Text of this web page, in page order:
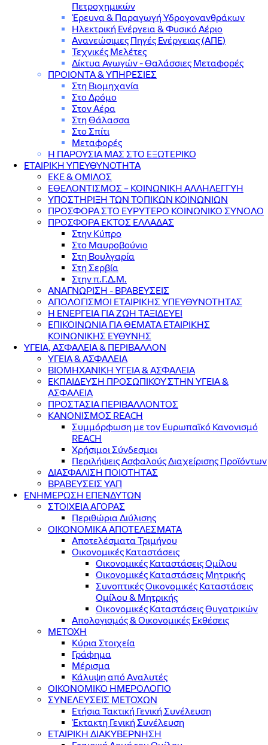
Πετροχημικών
Έρευνα & Παραγωγή Υδρογονανθράκων
Ηλεκτρική Ενέργεια & Φυσικό Αέριο
Ανανεώσιμες Πηγές Ενέργειας (ΑΠΕ)
Τεχνικές Μελέτες
Δίκτυα Αγωγών - Θαλάσσιες Μεταφορές
ΠΡΟΙΟΝΤΑ & YΠΗΡΕΣΙΕΣ
Στη Βιομηχανία
Στο Δρόμο
Στον Αέρα
Στη Θάλασσα
Στο Σπίτι
Μεταφορές
Η ΠΑΡΟΥΣΙΑ ΜΑΣ ΣΤΟ ΕΞΩΤΕΡΙΚΟ
ΕΤΑΙΡΙΚΗ ΥΠΕΥΘΥΝΟΤΗΤΑ
ΕΚΕ & ΟΜΙΛΟΣ
ΕΘΕΛΟΝΤΙΣΜΟΣ – ΚΟΙΝΩΝΙΚΗ ΑΛΛΗΛΕΓΓΥΗ
ΥΠΟΣΤΗΡΙΞΗ ΤΩΝ ΤΟΠΙΚΩΝ ΚΟΙΝΩΝΙΩΝ
ΠΡΟΣΦΟΡΑ ΣΤΟ ΕΥΡΥΤΕΡΟ ΚΟΙΝΩΝΙΚΟ ΣΥΝΟΛΟ
ΠΡΟΣΦΟΡΑ ΕΚΤΟΣ ΕΛΛΑΔΑΣ
Στην Κύπρο
Στο Μαυροβούνιο
Στη Βουλγαρία
Στη Σερβία
Στην π.Γ.Δ.Μ.
ΑΝΑΓΝΩΡΙΣΗ - ΒΡΑΒΕΥΣΕΙΣ
ΑΠΟΛΟΓΙΣΜΟΙ ΕΤΑΙΡΙΚΗΣ ΥΠΕΥΘΥΝΟΤΗΤΑΣ
Η ΕΝΕΡΓΕΙΑ ΓΙΑ ΖΩΗ ΤΑΞΙΔΕΥΕΙ
ΕΠΙΚΟΙΝΩΝΙΑ ΓΙΑ ΘΕΜΑΤΑ ΕΤΑΙΡΙΚΗΣ
ΚΟΙΝΩΝΙΚΗΣ ΕΥΘΥΝΗΣ
ΥΓΕΙΑ, ΑΣΦΑΛΕΙΑ & ΠΕΡΙΒΑΛΛΟΝ
ΥΓΕΙΑ & ΑΣΦΑΛΕΙΑ
ΒΙΟΜΗΧΑΝΙΚΗ ΥΓΕΙΑ & ΑΣΦΑΛΕΙΑ
ΕΚΠΑΙΔΕΥΣΗ ΠΡΟΣΩΠΙΚΟΥ ΣΤΗΝ ΥΓΕΙΑ &
ΑΣΦΑΛΕΙΑ
ΠΡΟΣΤΑΣΙΑ ΠΕΡΙΒΑΛΛΟΝΤΟΣ
ΚΑΝΟΝΙΣΜΟΣ REACH
Συμμόρφωση με τον Ευρωπαϊκό Κανονισμό
REACH
Χρήσιμοι Σύνδεσμοι
Περιλήψεις Ασφαλούς Διαχείρισης Προϊόντων
ΔΙΑΣΦΑΛΙΣΗ ΠΟΙΟΤΗΤΑΣ
ΒΡΑΒΕΥΣΕΙΣ ΥΑΠ
ΕΝΗΜΕΡΩΣΗ ΕΠΕΝΔΥΤΩΝ
ΣΤΟΙΧΕΙΑ ΑΓΟΡΑΣ
Περιθώρια Διύλισης
ΟΙΚΟΝΟΜΙΚΑ ΑΠΟΤΕΛΕΣΜΑΤΑ
Αποτελέσματα Τριμήνου
Οικονομικές Καταστάσεις
Οικονομικές Καταστάσεις Ομίλου
Οικονομικές Καταστάσεις Μητρικής
Συνοπτικές Οικονομικές Καταστάσεις
Ομίλου & Μητρικής
Οικονομικές Καταστάσεις Θυγατρικών
Απολογισμός & Οικονομικές Εκθέσεις
ΜΕΤΟΧΗ
Κύρια Στοιχεία
Γράφημα
Μέρισμα
Κάλυψη από Αναλυτές
ΟΙΚΟΝΟΜΙΚΟ ΗΜΕΡΟΛΟΓΙΟ
ΣΥΝΕΛΕΥΣΕΙΣ ΜΕΤΟΧΩΝ
Ετήσια Τακτική Γενική Συνέλευση
Έκτακτη Γενική Συνέλευση
ΕΤΑΙΡΙΚΗ ΔΙΑΚΥΒΕΡΝΗΣΗ